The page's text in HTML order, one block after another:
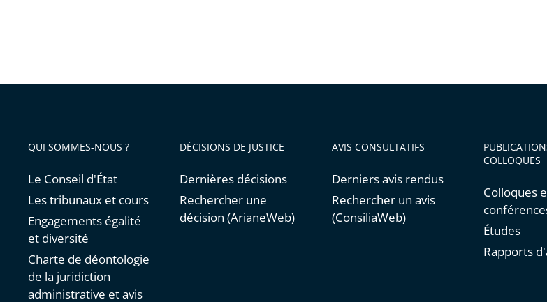
QUI SOMMES-NOUS ?
Le Conseil d'État
Les tribunaux et cours
Engagements égalité
et diversité
Charte de déontologie
de la juridiction
administrative et avis
DÉCISIONS DE JUSTICE
Dernières décisions
Rechercher une
décision (ArianeWeb)
AVIS CONSULTATIFS
Derniers avis rendus
Rechercher un avis
(ConsiliaWeb)
COLLOQUES
Colloques
Études
Rapports